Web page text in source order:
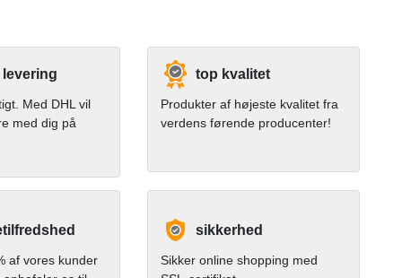
levering
Med DHL vil
med dig på
top kvalitet
Produkter af højeste kvalitet fra
verdens førende producenter!
af vores kunder
sikkerhed
Sikker online shopping med